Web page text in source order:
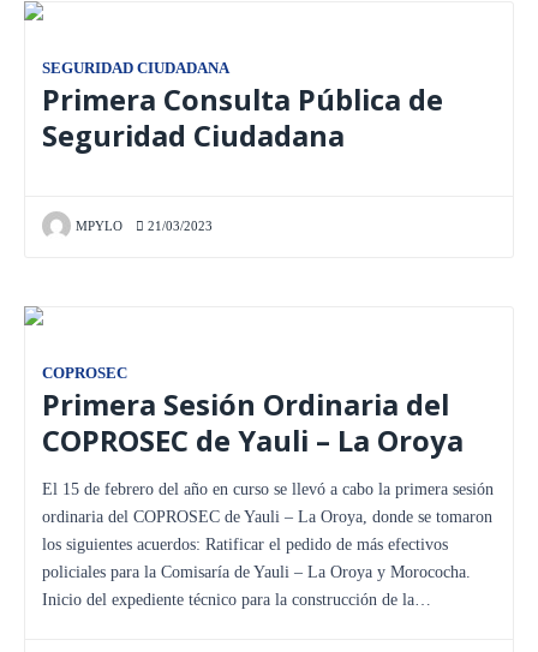
SEGURIDAD CIUDADANA
Primera Consulta Pública de
Seguridad Ciudadana
MPYLO 21/03/2023
COPROSEC
Primera Sesión Ordinaria del
COPROSEC de Yauli – La Oroya
El 15 de febrero del año en curso se llevó a cabo la primera sesión
ordinaria del COPROSEC de Yauli – La Oroya, donde se tomaron
los siguientes acuerdos: Ratificar el pedido de más efectivos
policiales para la Comisaría de Yauli – La Oroya y Morococha.
Inicio del expediente técnico para la construcción de la…